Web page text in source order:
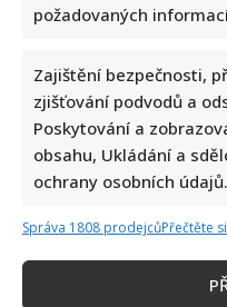
požadovaných
Zajištění bezpečnosti,
zjišťování podvodů a
Poskytování a
obsahu, Ukládání a
ochrany osobních údajů.
Správa 1808 prodejcůPřečtěte